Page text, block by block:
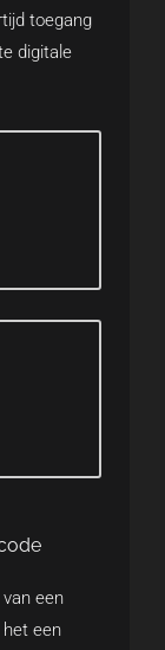
toegang
digitale
een
een